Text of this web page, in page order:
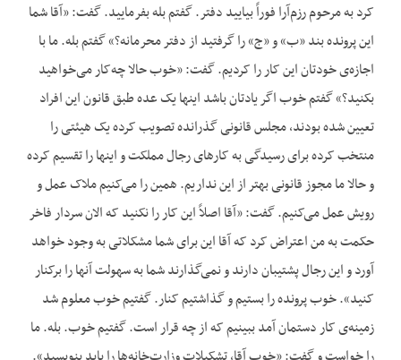
کرد به مرحوم رزم‌آرا فوراً بیایید دفتر. گفتم بله بفرمایید. گفت: «آقا شما
این پرونده بند «ب» و «ج» را گرفتید از دفتر محرمانه؟» گفتم بله. ما با
اجازه‌ی خودتان این کار را کردیم. گفت: «خوب حالا چه‌کار می‌خواهید
بکنید؟» گفتم خوب اگر یادتان باشد اینها یک عده طبق قانون این افراد
تعیین شده بودند، مجلس قانونی گذرانده تصویب کرده یک هیئتی را
منتخب کرده برای رسیدگی به کارهای رجال مملکت و اینها را تقسیم کرده
و حالا ما مجوز قانونی بهتر از این نداریم. همین را می‌کنیم ملاک عمل و
رویش عمل می‌کنیم. گفت: «آقا اصلاً این کار را نکنید که الان سردار فاخر
حکمت به من اعتراض کرد که آقا این برای شما مشکلاتی به وجود خواهد
آورد و این رجال پشتیبان دارند و نمی‌گذارند شما به سهولت آنها را برکنار
کنید». خوب پرونده را بستیم و گذاشتیم کنار. گفتیم خوب معلوم شد
زمینه‌ی کار دستمان آمد ببینیم که از چه قرار است. گفتیم خوب. بله. ما